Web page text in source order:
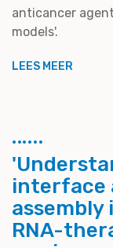
anticancer
models'.
LEES MEER
interface
assembly
RNA-